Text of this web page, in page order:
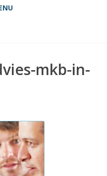
mkb-in-